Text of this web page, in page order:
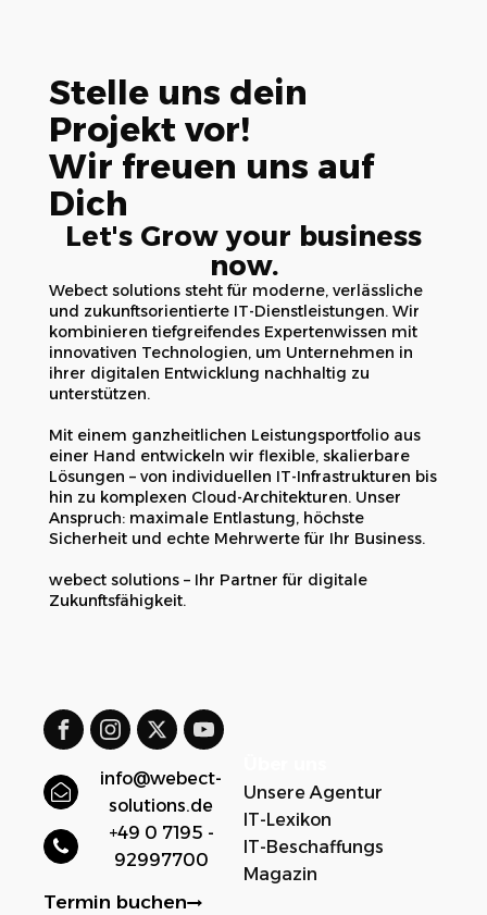
Stelle uns dein
Projekt vor!
Wir freuen uns auf
Dich
Let's Grow your business
now.
Webect solutions steht für moderne, verlässliche
und zukunftsorientierte IT-Dienstleistungen. Wir
kombinieren tiefgreifendes Expertenwissen mit
innovativen Technologien, um Unternehmen in
ihrer digitalen Entwicklung nachhaltig zu
unterstützen.
Mit einem ganzheitlichen Leistungsportfolio aus
einer Hand entwickeln wir flexible, skalierbare
Lösungen – von individuellen IT-Infrastrukturen bis
hin zu komplexen Cloud-Architekturen. Unser
Anspruch: maximale Entlastung, höchste
Sicherheit und echte Mehrwerte für Ihr Business.
webect solutions – Ihr Partner für digitale
Zukunftsfähigkeit.
info@webect-
solutions.de
+49 0 7195 -
92997700
Unsere Agentur
IT-Lexikon
IT-Beschaffungs
Magazin
Termin buchen